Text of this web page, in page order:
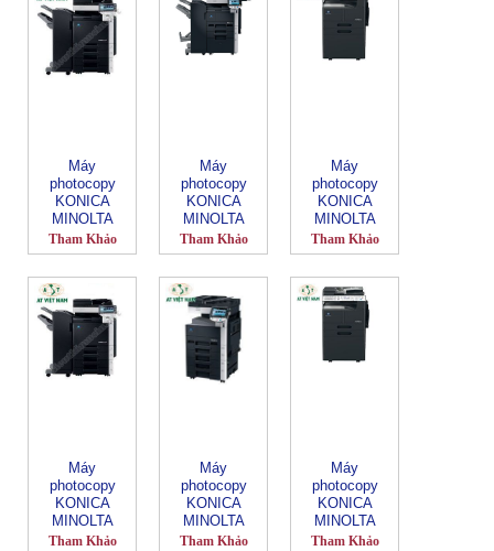
Máy
photocopy
KONICA
MINOLTA
BIZHUB 654e
Tham Khảo
Máy
photocopy
KONICA
MINOLTA
Bizhub-423
Tham Khảo
Máy
photocopy
KONICA
MINOLTA
Bizhub-215
Tham Khảo
Máy
photocopy
KONICA
MINOLTA
BIZHUB 554e
Tham Khảo
Máy
photocopy
KONICA
MINOLTA
Bizhub-363
Tham Khảo
Máy
photocopy
KONICA
MINOLTA
Bizhub-195
Tham Khảo